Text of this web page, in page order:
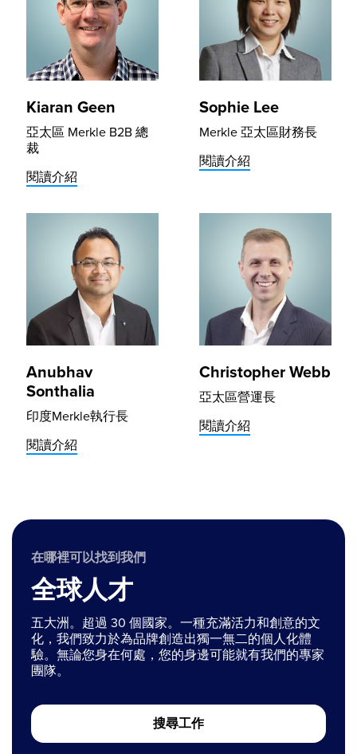
Kiaran Geen
亞太區 Merkle B2B 總
裁
閱讀介紹
Sophie Lee
Merkle 亞太區財務長
閱讀介紹
Anubhav
Sonthalia
印度Merkle執行長
閱讀介紹
Christopher Webb
亞太區營運長
閱讀介紹
在哪裡可以找到我們
全球人才
五大洲。超過 30 個國家。一種充滿活力和創意的文
化，我們致力於為品牌創造出獨一無二的個人化體
驗。無論您身在何處，您的身邊可能就有我們的專家
團隊。
搜尋工作